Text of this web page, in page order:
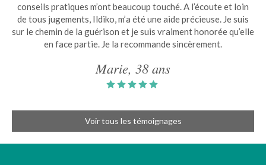
conseils pratiques m’ont beaucoup touché. A l’écoute et loin
de tous jugements, Ildiko, m’a été une aide précieuse. Je suis
sur le chemin de la guérison et je suis vraiment honorée qu’elle
en face partie. Je la recommande sincèrement.
Marie, 38 ans
Voir tous les témoignages